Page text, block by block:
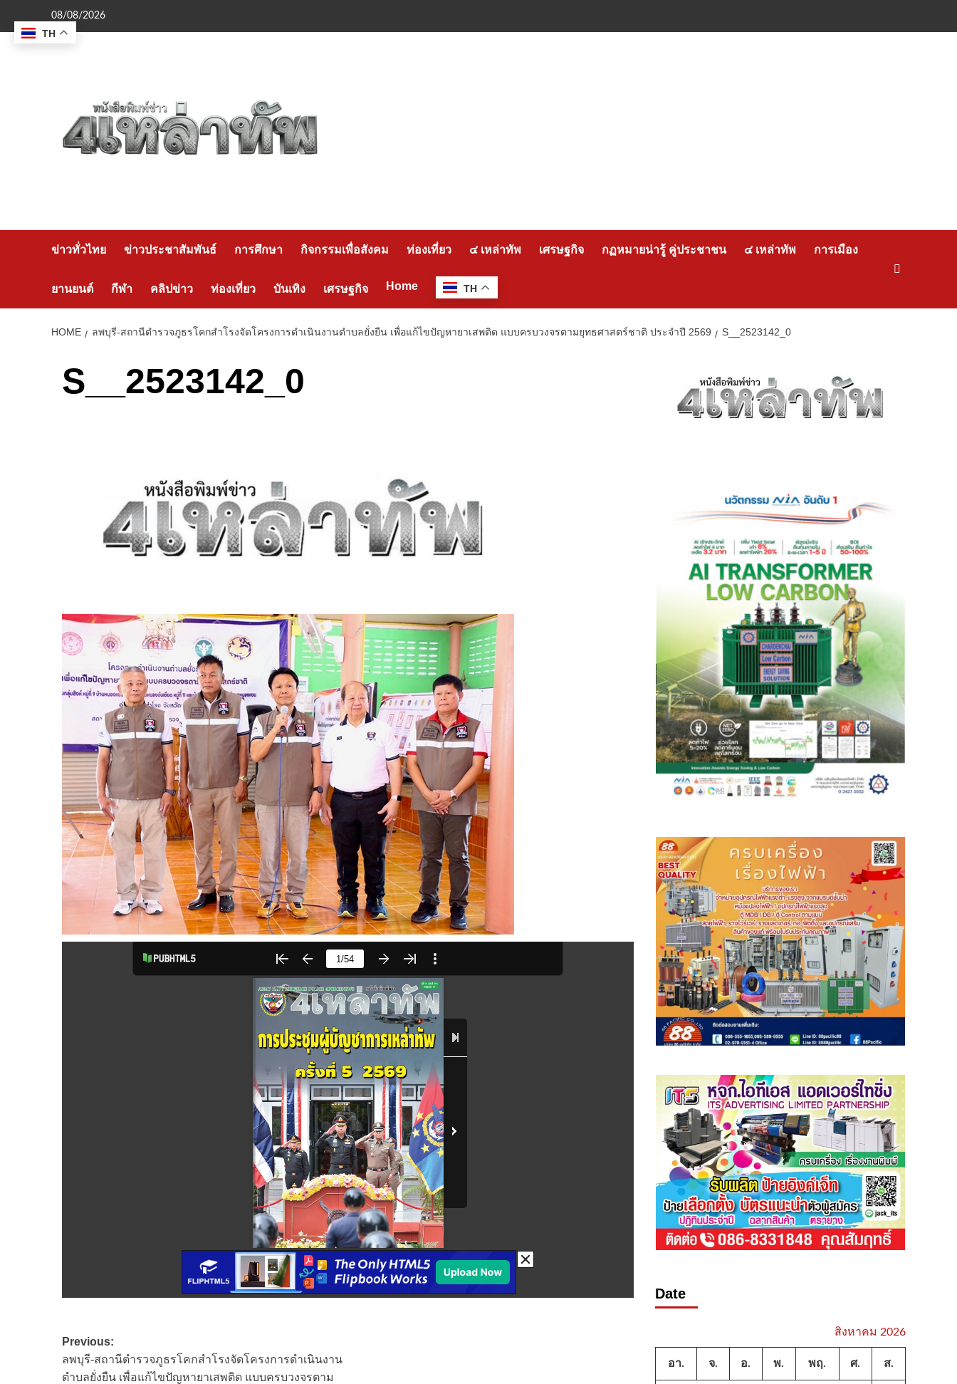
content
08/08/2026
ข่าวทั่วไทย ข่าวประชาสัมพันธ์ การศึกษา กิจกรรมเพื่อสังคม ท่องเที่ยว ๔ เหล่าทัพ เศรษฐกิจ กฏหมายน่ารู้ คู่ประชาชน ๔ เหล่าทัพ การเมือง
ยานยนต์ กีฬา คลิปข่าว ท่องเที่ยว บันเทิง เศรษฐกิจ Home TH
HOME ลพบุรี-สถานีตำรวจภูธรโคกสำโรงจัดโครงการดำเนินงานตำบลยั่งยืน เพื่อแก้ไขปัญหายาเสพติด แบบครบวงจรตามยุทธศาสตร์ชาติ ประจำปี 2569 S__2523142_0
S__2523142_0
Post
navigation
Previous:
ลพบุรี-สถานีตำรวจภูธรโคกสำโรงจัดโครงการดำเนินงาน
ตำบลยั่งยืน เพื่อแก้ไขปัญหายาเสพติด แบบครบวงจรตาม
Date
สิงหาคม 2026
อา. จ. อ. พ. พฤ. ศ. ส.
TH